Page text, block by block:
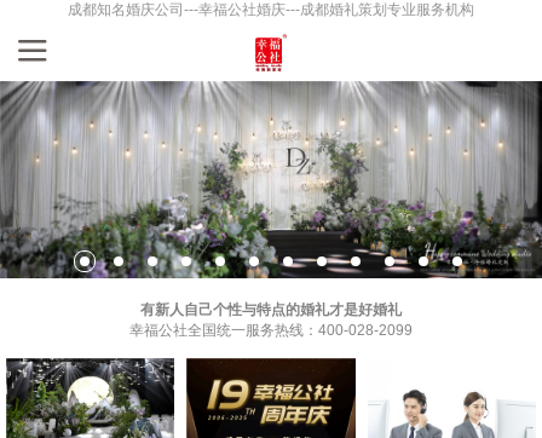
成都知名婚庆公司---幸福公社婚庆---成都婚礼策划专业服务机构
有新人自己个性与特点的婚礼才是好婚礼
幸福公社全国统一服务热线：400-028-2099